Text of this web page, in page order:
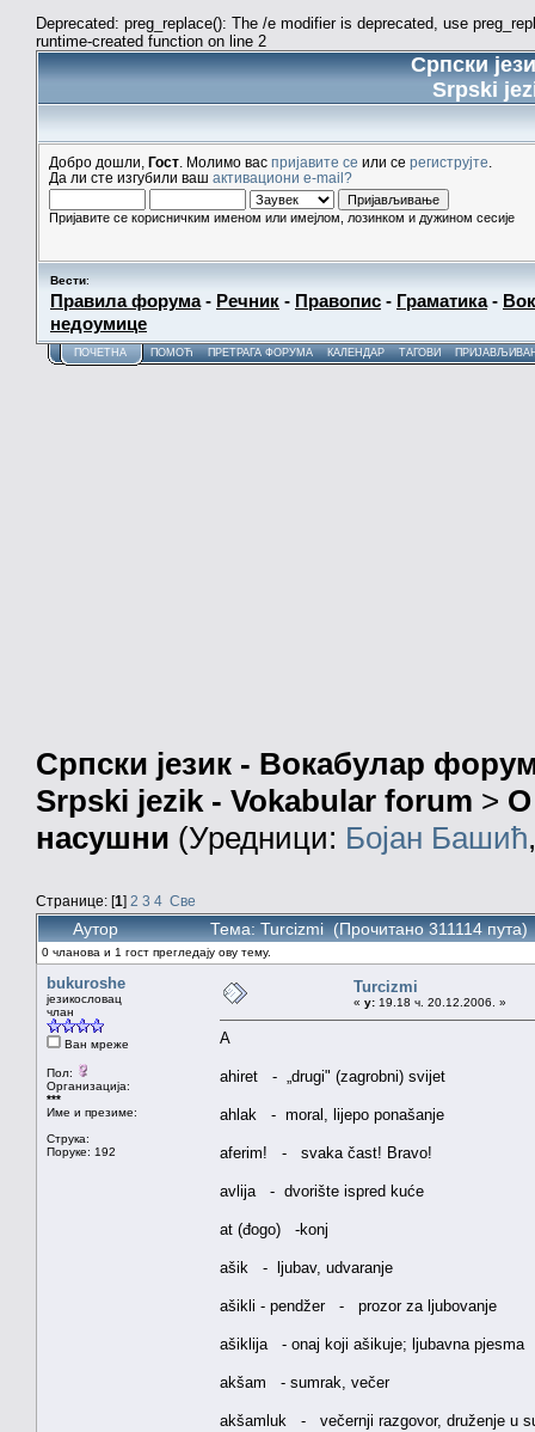
Deprecated: preg_replace(): The /e modifier is deprecated, use
runtime-created function on line 2
Српски
Srpski
Добро дошли, Гост . Молимо вас пријавите се или се региструјте
Да ли сте изгубили ваш активациони e-mail?
Пријавите се корисничким именом или имејлом, лозинком и дужином сесије
Вести:
Правила форума- Речник - Правопис - Граматика-
недоумице
ПОЧЕТНА ПОМОЋ ПРЕТРАГА ФОРУМА КАЛЕНДАР ТАГОВИ
Српски језик - Вокабулар
Srpski jezik - Vokabular forum > О
насушни (Уредници: Бојан Башић
Странице: [1] 2 3 4 Све
Аутор Тема: Turcizmi (Прочитано 311114 пута)
0 чланова и 1 гост прегледају ову тему.
bukuroshe
језикословац
члан
Ван мреже
Пол:
Организација:
***
Име и презиме:
Струка:
Поруке: 192
Turcizmi
« у: 19.18 ч. 20.12.2006. »
A
ahiret - „drugi" (zagrobni) svijet
ahlak - moral, lijepo ponašanje
aferim! - svaka čast! Bravo!
avlija - dvorište ispred kuće
at (đogo) -konj
ašik - ljubav, udvaranje
ašikli - pendžer - prozor za ljubovanje
ašiklija - onaj koji ašikuje; ljubavna pjesma
akšam - sumrak, večer
akšamluk - večernji razgovor, druženje u